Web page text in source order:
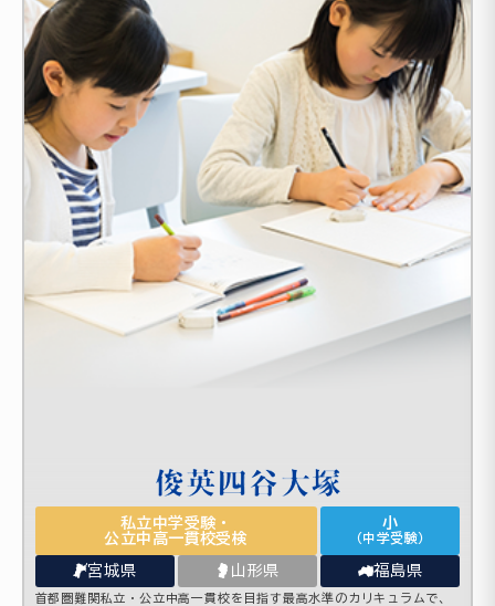
私立中学受験・
公立中高一貫校受検
小
（中学受験）
宮城県 山形県 福島県
首都圏難関私立・公立中高一貫校を目指す最高水準のカリキュラムで、